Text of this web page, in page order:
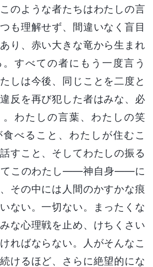
のような者たちはわたしの言
も理解せず、間違いなく盲目
り、赤い大きな竜から生まれ
すべての者にもう一度言う
たしは今後、同じことを二度と
反を再び犯した者はみな、必
わたしの言葉、わたしの笑
べること、わたしが住むこ
すこと、そしてわたしの振る
てこのわたし――神自身――に
その中には人間のかすかな痕
ない。一切ない。まったくな
な心理戦を止め、けちくさい
ればならない。人がそんなこ
けるほど、さらに絶望的にな